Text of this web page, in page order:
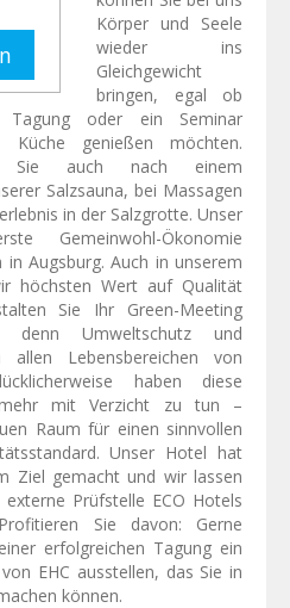
Körper und Seele
wieder ins
Gleichgewicht
bringen, egal ob
Tagung oder ein Seminar
Küche genießen möchten.
Sie auch nach einem
Salzsauna, bei Massagen
in der Salzgrotte. Unser
Gemeinwohl-Ökonomie
Augsburg. Auch in unserem
höchsten Wert auf Qualität
Sie Ihr Green-Meeting
denn Umweltschutz und
allen Lebensbereichen von
haben diese
mit Verzicht zu tun –
Raum für einen sinnvollen
Unser Hotel hat
Ziel gemacht und wir lassen
Prüfstelle ECO Hotels
Sie davon: Gerne
erfolgreichen Tagung ein
EHC ausstellen, das Sie in
können.